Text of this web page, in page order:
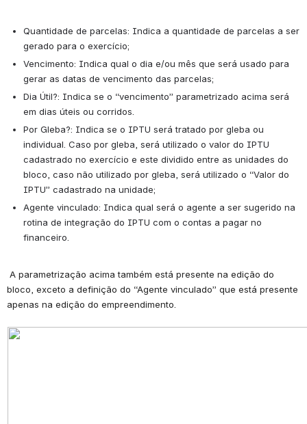
Quantidade de parcelas: Indica a quantidade de parcelas a ser
gerado para o exercício;
Vencimento: Indica qual o dia e/ou mês que será usado para
gerar as datas de vencimento das parcelas;
Dia Útil?: Indica se o “vencimento” parametrizado acima será
em dias úteis ou corridos.
Por Gleba?: Indica se o IPTU será tratado por gleba ou
individual. Caso por gleba, será utilizado o valor do IPTU
cadastrado no exercício e este dividido entre as unidades do
bloco, caso não utilizado por gleba, será utilizado o “Valor do
IPTU” cadastrado na unidade;
Agente vinculado: Indica qual será o agente a ser sugerido na
rotina de integração do IPTU com o contas a pagar no
financeiro.
A parametrização acima também está presente na edição do
bloco, exceto a definição do “Agente vinculado” que está presente
apenas na edição do empreendimento.